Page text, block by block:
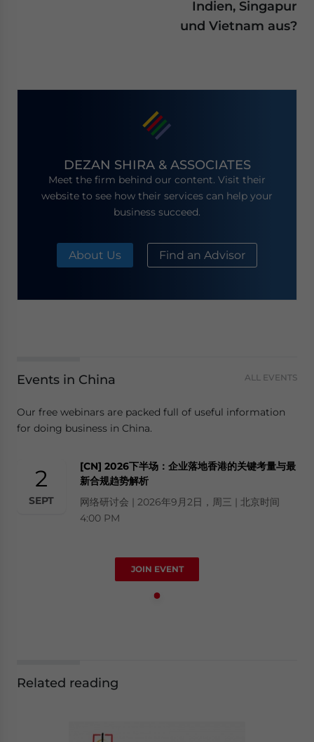
Indien, Singapur
und Vietnam aus?
DEZAN SHIRA & ASSOCIATES
Meet the firm behind our content. Visit their
website to see how their services can help your
business succeed.
About Us Find an Advisor
Events in China ALL EVENTS
Our free webinars are packed full of useful information
for doing business in China.
2
SEPT
[CN] 2026下半场：企业落地香港的关键考量与最
新合规趋势解析
网络研讨会 | 2026年9月2日，周三 | 北京时间
4:00 PM
JOIN EVENT
Related reading